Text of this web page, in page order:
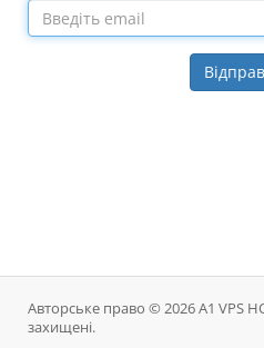
Авторське право © 2026 A1 VPS
захищені.